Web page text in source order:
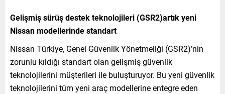
Gelişmiş sürüş destek teknolojileri (GSR2)artık yeni
Nissan modellerinde standart
Nissan Türkiye, Genel Güvenlik Yönetmeliği (GSR2)’nin
zorunlu kıldığı standart olan gelişmiş güvenlik
teknolojilerini müşterileri ile buluşturuyor. Bu yeni güvenlik
teknolojilerini tüm yeni araç modellerine entegre eden